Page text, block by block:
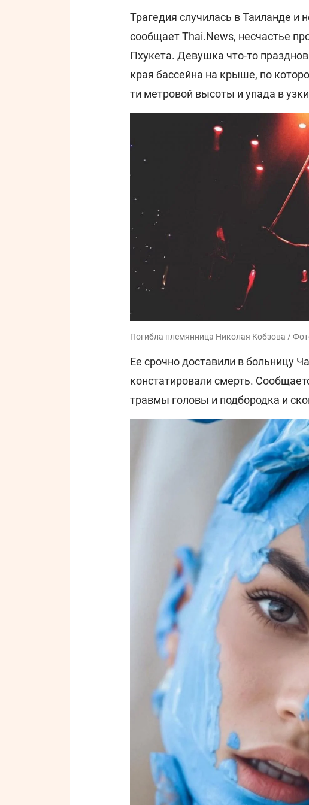
Трагедия случилась в Таиланде и
сообщаетThai.News, несчастье
Пхукета. Девушка что-то
края бассейна на крыше, по
ти метровой высоты и упада в
Погибла племянница Николая Кобзова /
Ее срочно доставили в больницу
констатировали смерть.
травмы головы и подбородка и